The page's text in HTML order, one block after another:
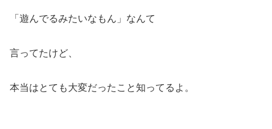
「遊んでるみたいなもん」なんて
言ってたけど、
本当はとても大変だったこと知ってるよ。